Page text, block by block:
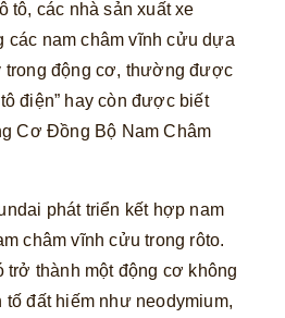
tô, các nhà sản xuất xe
các nam châm vĩnh cửu dựa
trong động cơ, thường được
điện” hay còn được biết
Cơ Đồng Bộ Nam Châm
phát triển kết hợp nam
châm vĩnh cửu trong rôto.
trở thành một động cơ không
đất hiếm như neodymium,